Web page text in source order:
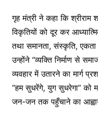
गृह मंत्री ने कहा कि श्रीराम
विकृतियों को दूर कर
तथा समानता, संस्कृति,
उन्होंने “व्यक्ति निर्माण से
व्यवहार में उतारने का मार्ग
“हम सुधरेंगे, युग सुधरेगा” को
जन-जन तक पहुँचाने का